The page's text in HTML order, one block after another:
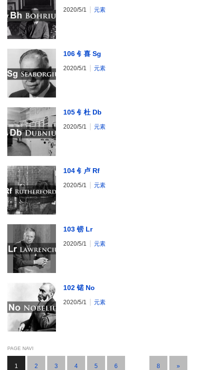
2020/5/1 元素
106 钅喜 Sg
2020/5/1 元素
105 钅杜 Db
2020/5/1 元素
104 钅卢 Rf
2020/5/1 元素
103 铹 Lr
2020/5/1 元素
102 锘 No
2020/5/1 元素
PAGE NAVI
1 2 3 4 5 6 8 »